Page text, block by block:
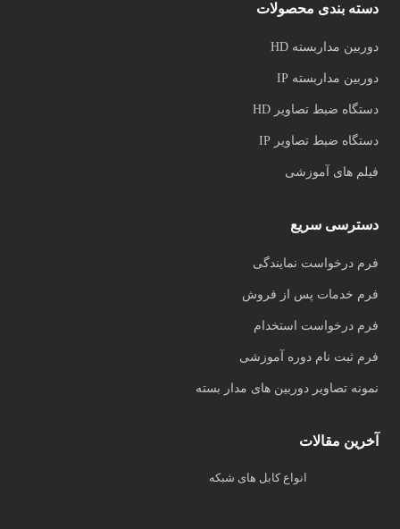
دسته بندی محصولات
دوربین مداربسته HD
دوربین مداربسته IP
دستگاه ضبط تصاویر HD
دستگاه ضبط تصاویر IP
فیلم های آموزشی
دسترسی سریع
فرم درخواست نمایندگی
فرم خدمات پس از فروش
فرم درخواست استخدام
فرم ثبت نام دوره آموزشی
نمونه تصاویر دوربین های مدار بسته
آخرین مقالات
انواع کابل های شبکه